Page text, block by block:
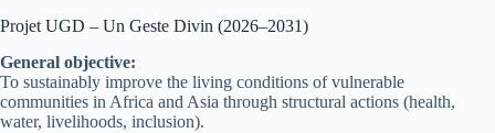
Projet UGD – Un Geste Divin (2026–2031)
General objective:
To sustainably improve the living conditions of vulnerable
communities in Africa and Asia through structural actions (health,
water, livelihoods, inclusion).